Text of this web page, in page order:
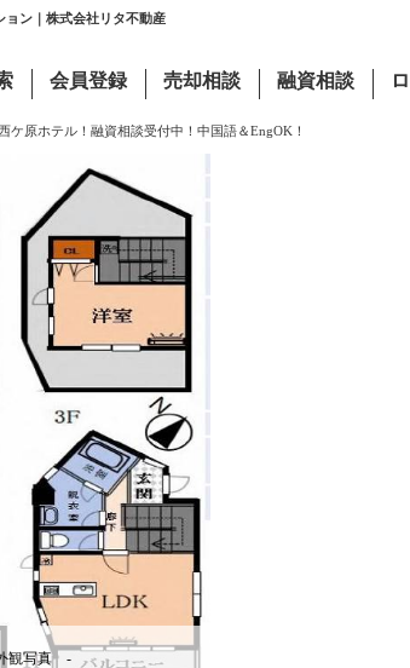
ン｜株式会社リタ不動産
会員登録 売却相談 融資相談
ケ原ホテル！融資相談受付中！中国語＆EngOK！
観写真 -